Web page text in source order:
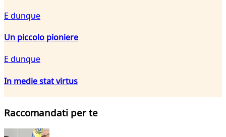
E dunque
Un piccolo pioniere
E dunque
In medie stat virtus
Raccomandati per te